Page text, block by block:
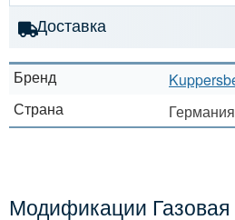
Бренд
Страна
Германия
Доставка
Модификации Газовая